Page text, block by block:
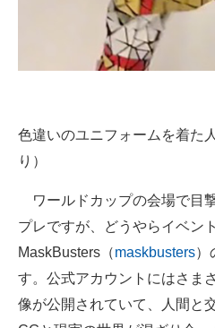
色違いのユニフォームを着た
り）
ワールドカップの会場で目
プレですが、どうやらイベン
MaskBusters（maskbusters）
す。公式アカウントにはさま
像が公開されていて、人間と